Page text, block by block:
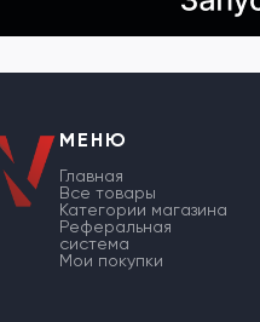
МЕНЮ
Главная
Все товары
Категории магазина
Реферальная
система
Мои покупки